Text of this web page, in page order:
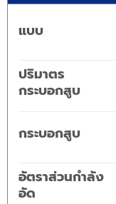
แบบ
ปริมาตร
กระบอกสูบ
กระบอกสูบ
อัตราส่วนกำลัง
อัด